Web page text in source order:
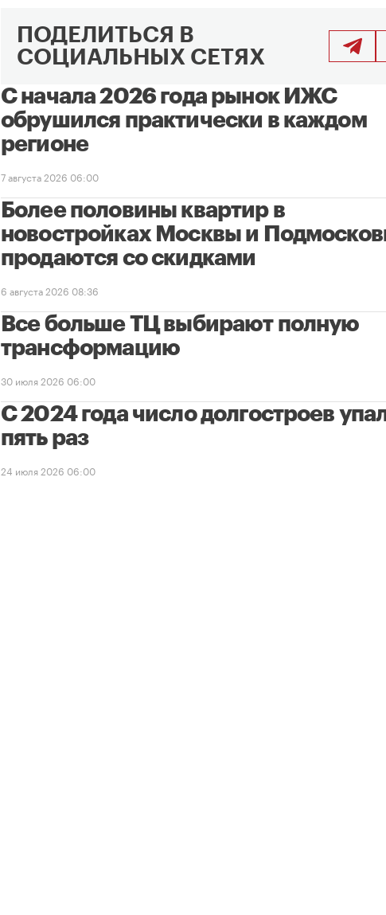
ПОДЕЛИТЬСЯ В
СОЦИАЛЬНЫХ СЕТЯХ
С начала 2026 года рынок ИЖС
обрушился практически в каждом
регионе
7 августа 2026 06:00
Более половины квартир в
новостройках Москвы и
продаются со скидками
6 августа 2026 08:36
Все больше ТЦ выбирают полную
трансформацию
30 июля 2026 06:00
С 2024 года число долгостроев
пять раз
24 июля 2026 06:00